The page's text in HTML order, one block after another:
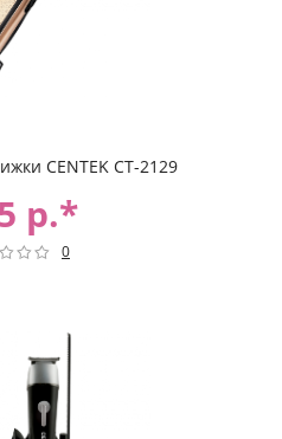
CENTEK CT-2129
р.*
0